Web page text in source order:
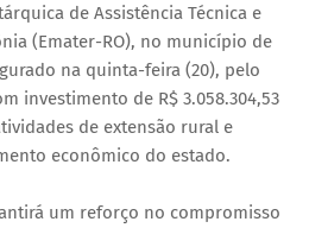
de Assistência Técnica e
(Emater-RO), no município de
na quinta-feira (20), pelo
investimento de R$ 3.058.304,53
de extensão rural e
econômico do estado.
um reforço no compromisso